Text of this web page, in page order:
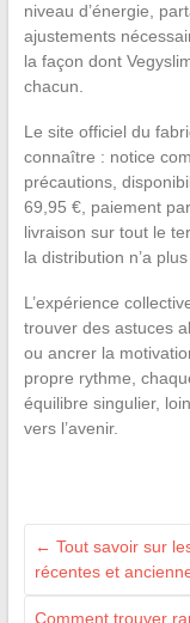
niveau d’énergie,
ajustements
la façon dont
chacun.
Le site officiel du
connaître : notice
précautions,
69,95 €, paiement
livraison sur tout le
la distribution n’a
L’expérience
trouver des astuces
ou ancrer la
propre rythme,
équilibre singulier,
vers l’avenir.
← Tout savoir sur
récentes et
Comment trouver